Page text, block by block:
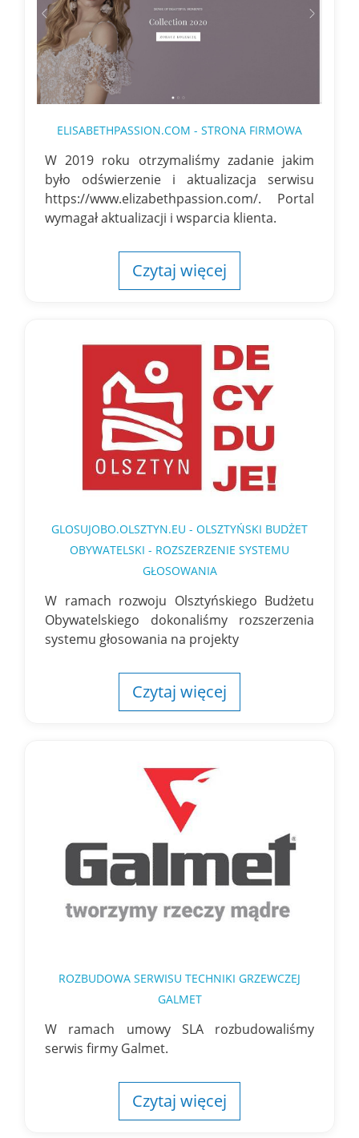
ELISABETHPASSION.COM - STRONA FIRMOWA
W 2019 roku otrzymaliśmy zadanie jakim
było odświerzenie i aktualizacja serwisu
https://www.elizabethpassion.com/. Portal
wymagał aktualizacji i wsparcia klienta.
Czytaj więcej
GLOSUJOBO.OLSZTYN.EU - OLSZTYŃSKI BUDŻET
OBYWATELSKI - ROZSZERZENIE SYSTEMU
GŁOSOWANIA
W ramach rozwoju Olsztyńskiego Budżetu
Obywatelskiego dokonaliśmy rozszerzenia
systemu głosowania na projekty
Czytaj więcej
ROZBUDOWA SERWISU TECHNIKI GRZEWCZEJ
GALMET
W ramach umowy SLA rozbudowaliśmy
serwis firmy Galmet.
Czytaj więcej